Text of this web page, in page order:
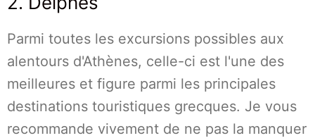
Parmi toutes les excursions possibles aux
alentours d'Athènes, celle-ci est l'une des
meilleures et figure parmi les principales
destinations touristiques grecques. Je vous
recommande vivement de ne pas la manquer